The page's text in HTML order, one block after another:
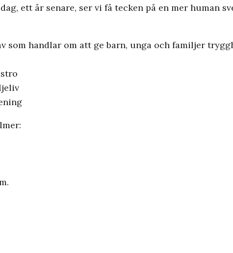
ett år senare, ser vi få tecken på en mer human
som handlar om att ge barn, unga och familjer